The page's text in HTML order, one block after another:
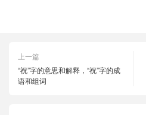
上一篇
“祝”字的意思和解释，“祝”字的成
语和组词